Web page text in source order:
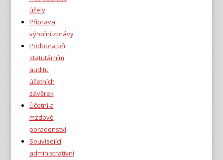
účely
Příprava
výroční zprávy
Podpora při
statutárním
auditu
účetních
závěrek
Účetní a
mzdové
poradenství
Související
administrativní